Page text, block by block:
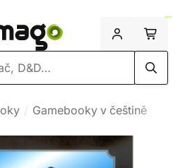
Gamebooky v češtině